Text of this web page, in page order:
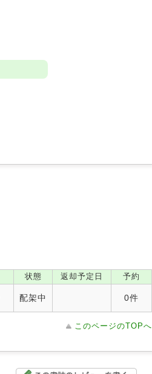
状態 返却予定日 予約
配架中 0件
このページのTOPへ